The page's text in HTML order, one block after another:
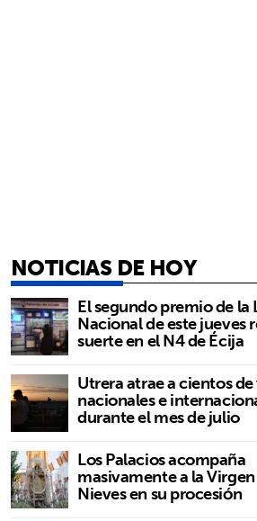
NOTICIAS DE HOY
El segundo premio de la
Nacional de este jueves
suerte en el N4 de Écija
Utrera atrae a cientos
nacionales e
durante el mes de julio
Los Palacios acompaña
masivamente a la
Nieves en su procesión